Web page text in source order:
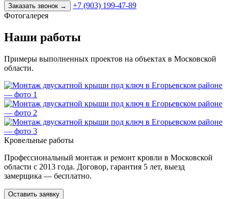
Заказать звонок →
+7 (903) 199-47-89
Фотогалерея
Наши работы
Примеры выполненных проектов на объектах в Московской
области.
Кровельные работы
Профессиональный монтаж и ремонт кровли в Московской
области с 2013 года. Договор, гарантия 5 лет, выезд
замерщика — бесплатно.
Оставить заявку